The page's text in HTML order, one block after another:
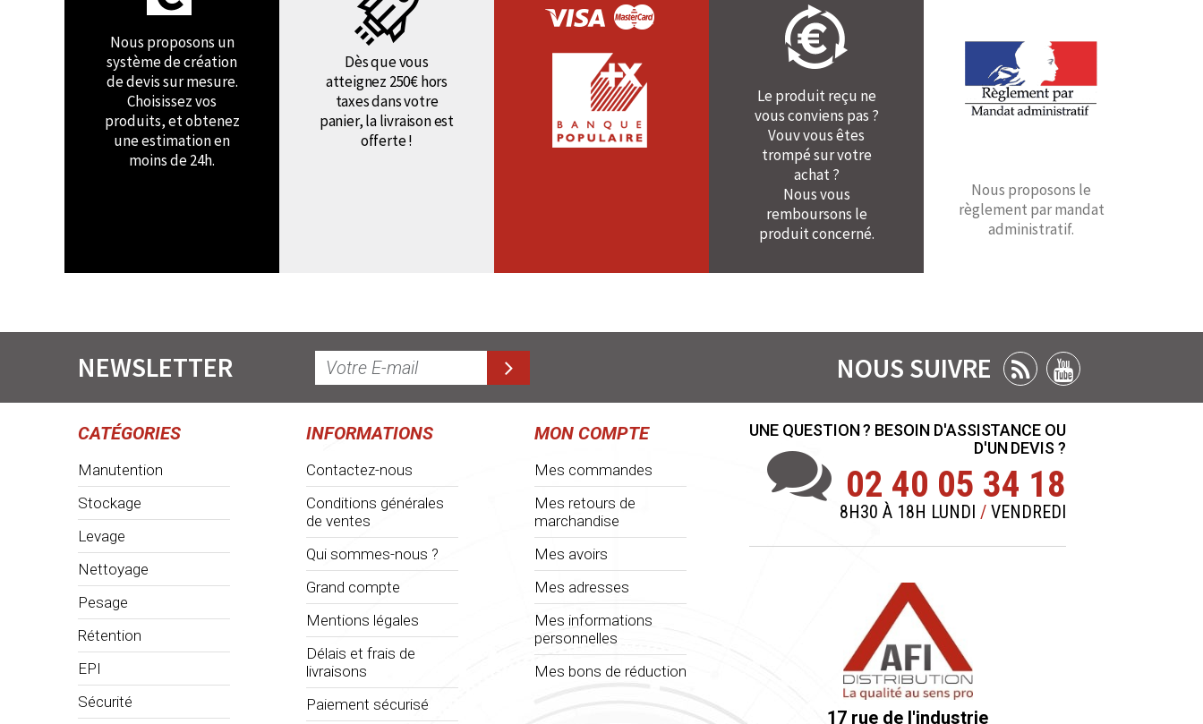
Nous proposons un
système de création
de devis sur mesure.
Choisissez vos
produits, et obtenez
une estimation en
moins de 24h.
Dès que vous
atteignez 250€ hors
taxes dans votre
panier, la livraison est
offerte !
Le produit reçu ne
vous conviens pas ?
Vouv vous êtes
trompé sur votre
achat ?
Nous vous
remboursons le
produit concerné.
Nous proposons le
règlement par mandat
administratif.
NEWSLETTER NOUS SUIVRE
CATÉGORIES
Manutention
Stockage
Levage
Nettoyage
Pesage
Rétention
EPI
Sécurité
INFORMATIONS
Contactez-nous
Conditions générales
de ventes
Qui sommes-nous ?
Grand compte
Mentions légales
Délais et frais de
livraisons
Paiement sécurisé
MON COMPTE
Mes commandes
Mes retours de
marchandise
Mes avoirs
Mes adresses
Mes informations
personnelles
Mes bons de réduction
UNE QUESTION ? BESOIN D'ASSISTANCE OU
D'UN DEVIS ?
02 40 05 34 18
8H30 À 18H LUNDI / VENDREDI
17 rue de l'industrie